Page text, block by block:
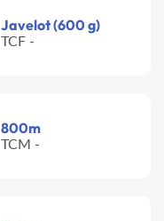
Javelot (600 g)
TCF -
800m
TCM -